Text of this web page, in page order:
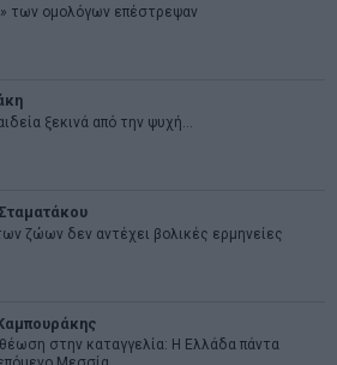
των ομολόγων επέστρεψαν
ξεκινά από την ψυχή…
ζώων δεν αντέχει βολικές ερμηνείες
στην καταγγελία: Η Ελλάδα πάντα